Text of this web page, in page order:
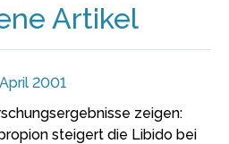
Artikel
2001
zeigen:
steigert die Libido bei